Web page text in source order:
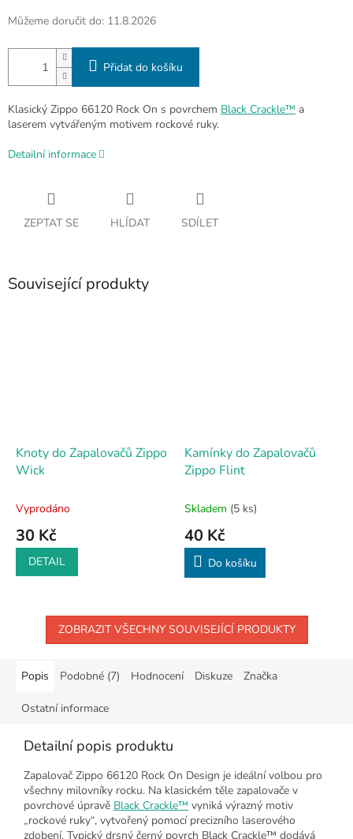
Můžeme doručit do: 11.8.2026
Přidat do košíku
Klasický Zippo 66120 Rock On s povrchem Black Crackle™ a
laserem vytvářeným motivem rockové ruky.
Detailní informace
ZEPTAT SE HLÍDAT SDÍLET
Související produkty
Knoty do Zapalovačů Zippo
Wick
Vyprodáno
30 Kč
DETAIL
Kamínky do Zapalovačů
Zippo Flint
Skladem (5 ks)
40 Kč
Do košíku
ZOBRAZIT VŠECHNY SOUVISEJÍCÍ PRODUKTY
Popis Podobné (7) Hodnocení Diskuze Značka
Ostatní informace
Detailní popis produktu
Zapalovač Zippo 66120 Rock On Design je ideální volbou pro
všechny milovníky rocku. Na klasickém těle zapalovače v
povrchové úpravě Black Crackle™ vyniká výrazný motiv
„rockové ruky“, vytvořený pomocí precizního laserového
zdobení. Typický drsný černý povrch Black Crackle™ dodává